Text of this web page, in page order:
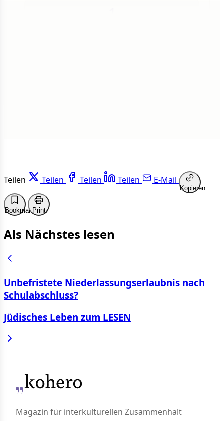
Teilen Teilen Teilen Teilen E-Mail
Kopieren
BookmarkPrint
Als Nächstes lesen
Unbefristete Niederlassungserlaubnis nach
Schulabschluss?
Jüdisches Leben zum LESEN
Magazin für interkulturellen Zusammenhalt